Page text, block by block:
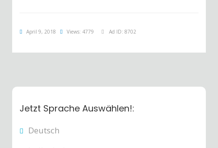
April 9, 2018 Views: 4779 Ad ID: 8702
Jetzt Sprache Auswählen!:
Deutsch